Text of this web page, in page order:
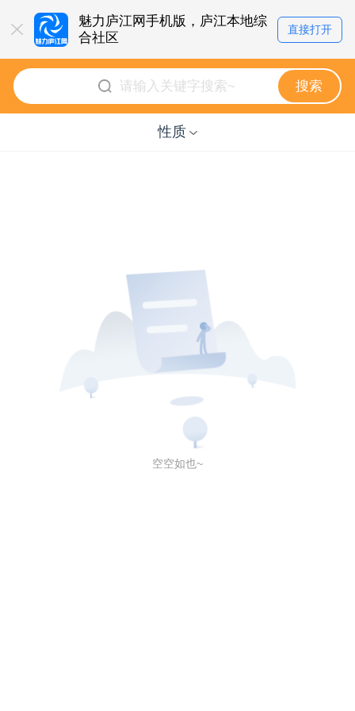
魅力庐江网手机版，庐江本地综
合社区
直接打开
搜索
性质
空空如也~